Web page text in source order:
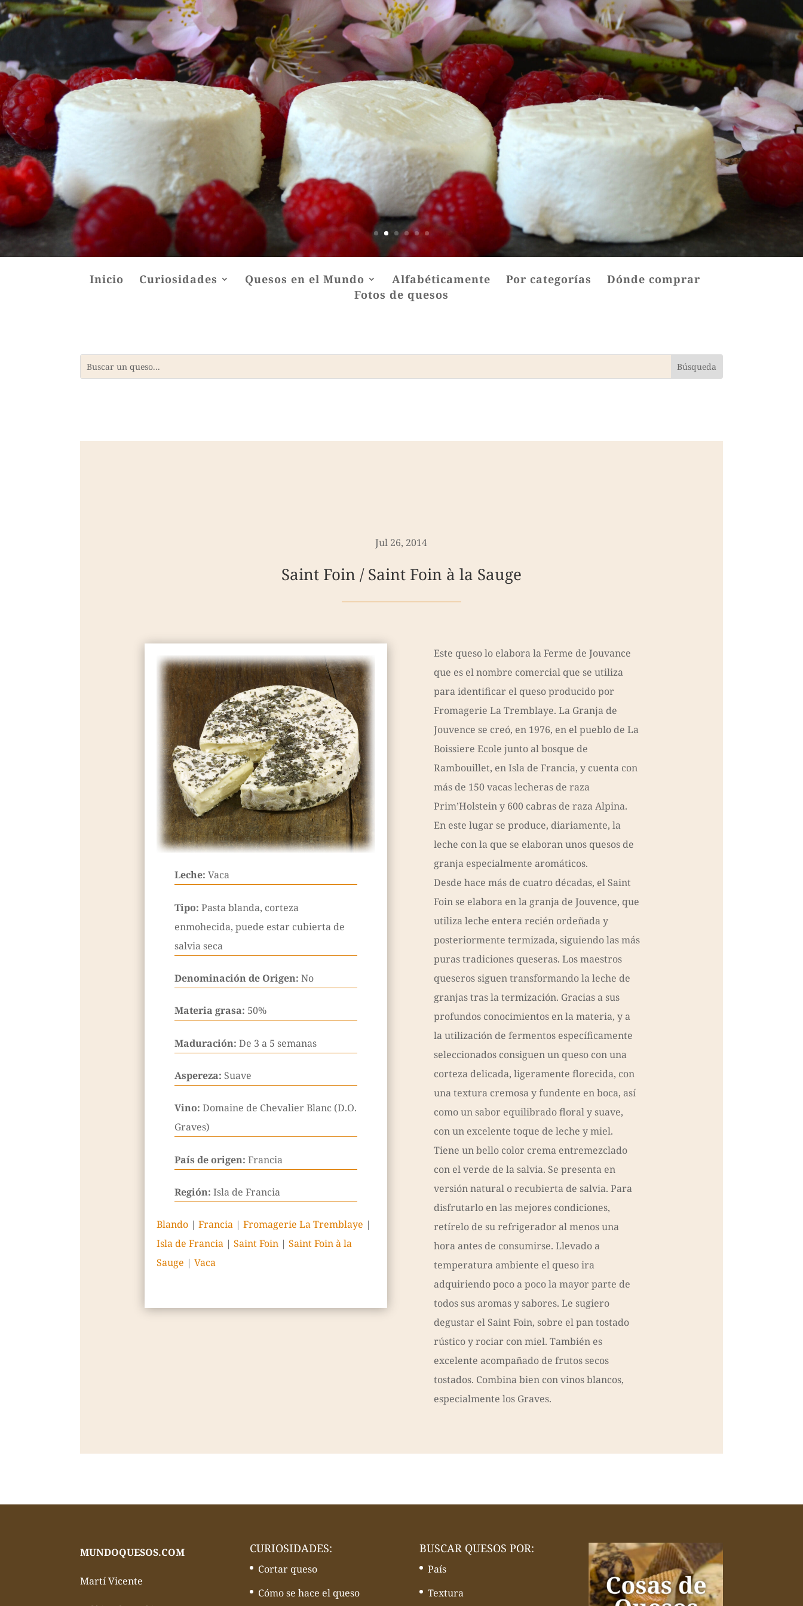
Mundoquesos
Inicio Curiosidades Quesos en el Mundo Alfabéticamente Por categorías
Dónde comprar
Fotos de quesos
Jul 26, 2014
Saint Foin / Saint Foin à la Sauge
Leche: Vaca
Tipo: Pasta blanda, corteza
enmohecida, puede estar cubierta de
salvia seca
Denominación de Origen: No
Materia grasa: 50%
Maduración: De 3 a 5 semanas
Aspereza: Suave
Vino: Domaine de Chevalier Blanc (D.O.
Graves)
País de origen: Francia
Región: Isla de Francia
Blando| Francia| Fromagerie La Tremblaye |
Isla de Francia| Saint Foin| Saint Foin à la
Sauge | Vaca
Este queso lo elabora la Ferme de Jouvance
que es el nombre comercial que se utiliza
para identificar el queso producido por
Fromagerie La Tremblaye. La Granja de
Jouvence se creó, en 1976, en el pueblo de La
Boissiere Ecole junto al bosque de
Rambouillet, en Isla de Francia, y cuenta con
más de 150 vacas lecheras de raza
Prim’Holstein y 600 cabras de raza Alpina.
En este lugar se produce, diariamente, la
leche con la que se elaboran unos quesos de
granja especialmente aromáticos.
Desde hace más de cuatro décadas, el Saint
Foin se elabora en la granja de Jouvence, que
utiliza leche entera recién ordeñada y
posteriormente termizada, siguiendo las más
puras tradiciones queseras. Los maestros
queseros siguen transformando la leche de
granjas tras la termización. Gracias a sus
profundos conocimientos en la materia, y a
la utilización de fermentos específicamente
seleccionados consiguen un queso con una
corteza delicada, ligeramente florecida, con
una textura cremosa y fundente en boca, así
como un sabor equilibrado floral y suave,
con un excelente toque de leche y miel.
Tiene un bello color crema entremezclado
con el verde de la salvia. Se presenta en
versión natural o recubierta de salvia. Para
disfrutarlo en las mejores condiciones,
retírelo de su refrigerador al menos una
hora antes de consumirse. Llevado a
temperatura ambiente el queso ira
adquiriendo poco a poco la mayor parte de
todos sus aromas y sabores. Le sugiero
degustar el Saint Foin, sobre el pan tostado
rústico y rociar con miel. También es
excelente acompañado de frutos secos
tostados. Combina bien con vinos blancos,
especialmente los Graves.
MUNDOQUESOS.COM
Martí Vicente
CURIOSIDADES:
Cortar queso
Cómo se hace el queso
BUSCAR QUESOS POR:
País
Textura